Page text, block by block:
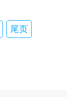
尾页